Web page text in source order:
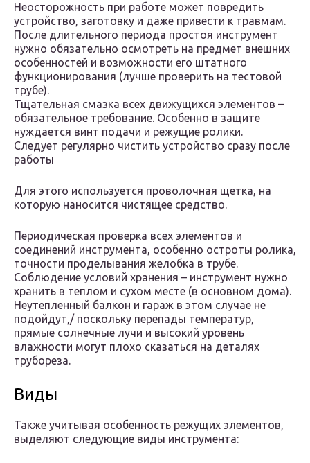
Неосторожность при работе может повредить
устройство, заготовку и даже привести к травмам.
После длительного периода простоя инструмент
нужно обязательно осмотреть на предмет внешних
особенностей и возможности его штатного
функционирования (лучше проверить на тестовой
трубе).
Тщательная смазка всех движущихся элементов –
обязательное требование. Особенно в защите
нуждается винт подачи и режущие ролики.
Следует регулярно чистить устройство сразу после
работы
Для этого используется проволочная щетка, на
которую наносится чистящее средство.
Периодическая проверка всех элементов и
соединений инструмента, особенно остроты ролика,
точности проделывания желобка в трубе.
Соблюдение условий хранения – инструмент нужно
хранить в теплом и сухом месте (в основном дома).
Неутепленный балкон и гараж в этом случае не
подойдут,/ поскольку перепады температур,
прямые солнечные лучи и высокий уровень
влажности могут плохо сказаться на деталях
трубореза.
Виды
Также учитывая особенность режущих элементов,
выделяют следующие виды инструмента: